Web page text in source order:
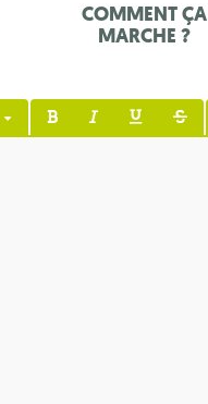
COMMENT ÇA
MARCHE ?